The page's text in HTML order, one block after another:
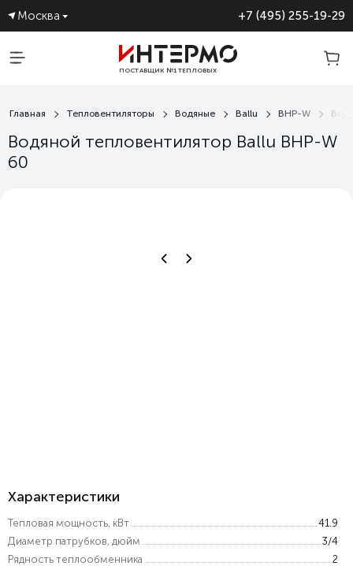
Москва +7 (495) 255-19-29
ПОСТАВЩИК №1 ТЕПЛОВЫХ
Главная Тепловентиляторы Водяные Ballu BHP-W
Водяной тепловентилятор Ballu BHP-W
60
Характеристики
Тепловая мощность, кВт
41.9
Диаметр патрубков, дюйм
3/4
Рядность теплообменника
2